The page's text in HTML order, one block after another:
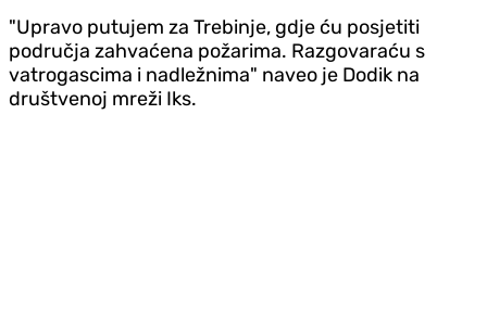
"Upravo putujem za Trebinje, gdje ću posjetiti
područja zahvaćena požarima. Razgovaraću s
vatrogascima i nadležnima" naveo je Dodik na
društvenoj mreži Iks.